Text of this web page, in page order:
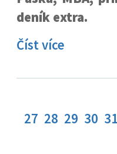
deník extra.
Číst více
27 28 29 30 31